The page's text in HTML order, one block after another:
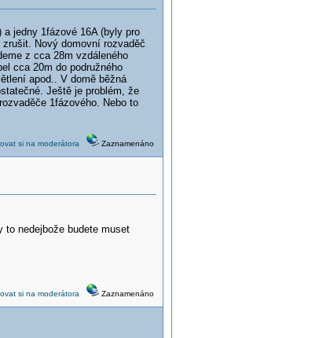
jedny 1fázové 16A (byly pro
Nový domovní rozvaděč
z cca 28m vzdáleného
cca 20m do podružného
apod.. V domě běžná
Ještě je problém, že
1fázového. Nebo to
si na moderátora Zaznamenáno
nedejbože budete muset
si na moderátora Zaznamenáno